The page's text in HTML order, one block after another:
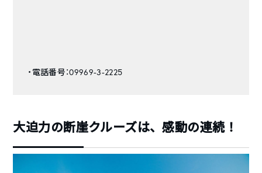
・電話番号：09969-3-2225
大迫力の断崖クルーズは、感動の連続！